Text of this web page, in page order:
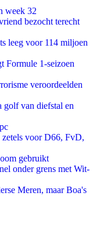
week 32
bezocht terecht
leeg voor 114 miljoen
Formule 1-seizoen
veroordeelden
golf van diefstal en
zetels voor D66, FvD,
gebruikt
onder grens met Wit-
Meren, maar Boa's